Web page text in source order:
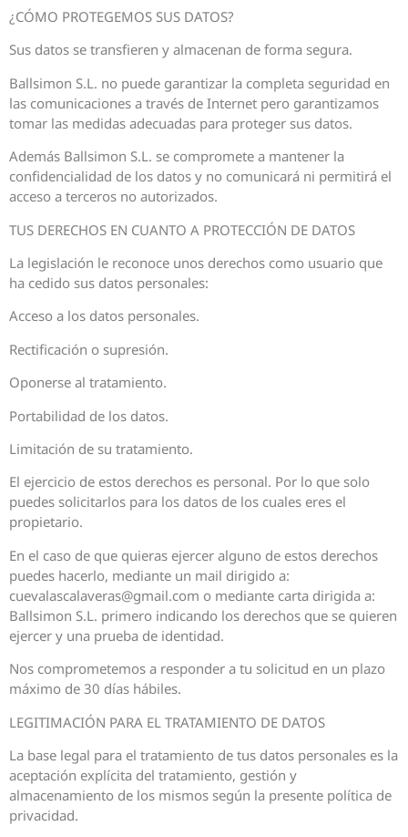
¿CÓMO PROTEGEMOS SUS DATOS?
Sus datos se transfieren y almacenan de forma segura.
Ballsimon S.L. no puede garantizar la completa seguridad en
las comunicaciones a través de Internet pero garantizamos
tomar las medidas adecuadas para proteger sus datos.
Además Ballsimon S.L. se compromete a mantener la
confidencialidad de los datos y no comunicará ni permitirá el
acceso a terceros no autorizados.
TUS DERECHOS EN CUANTO A PROTECCIÓN DE DATOS
La legislación le reconoce unos derechos como usuario que
ha cedido sus datos personales:
Acceso a los datos personales.
Rectificación o supresión.
Oponerse al tratamiento.
Portabilidad de los datos.
Limitación de su tratamiento.
El ejercicio de estos derechos es personal. Por lo que solo
puedes solicitarlos para los datos de los cuales eres el
propietario.
En el caso de que quieras ejercer alguno de estos derechos
puedes hacerlo, mediante un mail dirigido a:
cuevalascalaveras@gmail.com o mediante carta dirigida a:
Ballsimon S.L. primero indicando los derechos que se quieren
ejercer y una prueba de identidad.
Nos comprometemos a responder a tu solicitud en un plazo
máximo de 30 días hábiles.
LEGITIMACIÓN PARA EL TRATAMIENTO DE DATOS
La base legal para el tratamiento de tus datos personales es la
aceptación explícita del tratamiento, gestión y
almacenamiento de los mismos según la presente política de
privacidad.